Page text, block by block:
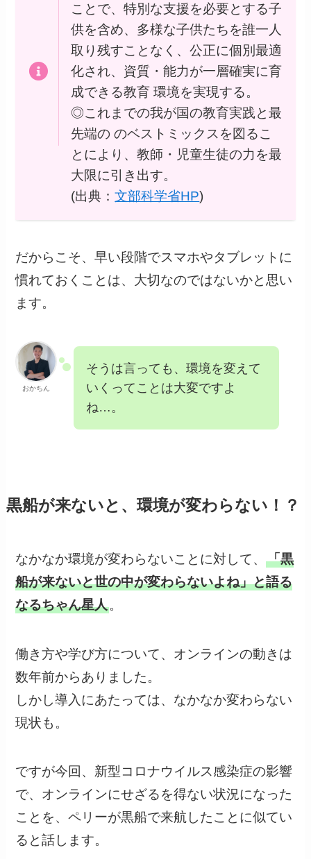
ことで、特別な支援を必要とする子
供を含め、多様な子供たちを誰一人
取り残すことなく、公正に個別最適
化され、資質・能力が一層確実に育
成できる教育 環境を実現する。
◎これまでの我が国の教育実践と最
先端の のベストミックスを図るこ
とにより、教師・児童生徒の力を最
大限に引き出す。
(出典：文部科学省HP)
だからこそ、早い段階でスマホやタブレットに
慣れておくことは、大切なのではないかと思い
ます。
おかちん
そうは言っても、環境を変えて
いくってことは大変ですよ
ね…。
黒船が来ないと、環境が変わらない！？
なかなか環境が変わらないことに対して、「黒
船が来ないと世の中が変わらないよね」と語る
なるちゃん星人。
働き方や学び方について、オンラインの動きは
数年前からありました。
しかし導入にあたっては、なかなか変わらない
現状も。
ですが今回、新型コロナウイルス感染症の影響
で、オンラインにせざるを得ない状況になった
ことを、ペリーが黒船で来航したことに似てい
ると話します。